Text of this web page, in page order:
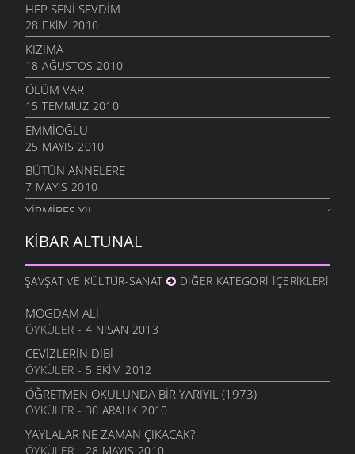
HEP SENI SEVDIM
28 EKIM 2010
KIZIMA
18 AĞUSTOS 2010
ÖLÜM VAR
15 TEMMUZ 2010
EMMIOĞLU
25 MAYIS 2010
BÜTÜN ANNELERE
7 MAYIS 2010
YIRMIBEŞ YIL
BAHAR
12 NISAN 2010
ÇARESIZ
6 NISAN 2010
SANMAYASIN HA
29 MART 2010
OĞLUMA
18 MART 2010
ÖZLEDIM ANNE
4 MART 2010
KIBAR ALTUNAL
ŞAVŞAT VE KÜLTÜR-SANAT DIĞER KATEGORI İÇERIKLERI
MOGDAM ALI
ÖYKÜLER - 4 NISAN 2013
CEVIZLERIN DIBI
ÖYKÜLER - 5 EKIM 2012
ÖĞRETMEN OKULUNDA BIR YARIYIL (1973)
ÖYKÜLER - 30 ARALIK 2010
YAYLALAR NE ZAMAN ÇIKACAK?
ÖYKÜLER - 28 MAYIS 2010